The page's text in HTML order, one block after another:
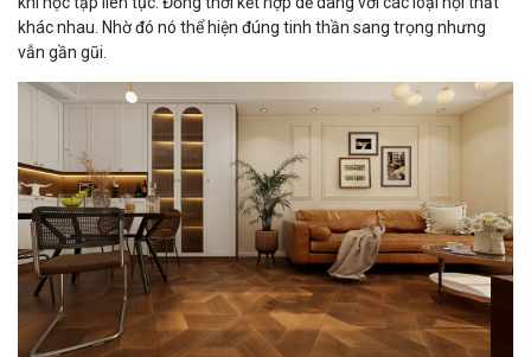
khác nhau. Nhờ đó nó thể hiện đúng tinh thần sang trọng nhưng
vẫn gần gũi.